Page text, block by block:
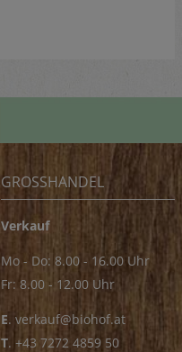
GROSSHANDEL
Verkauf
Mo - Do: 8.00 - 16.00 Uhr
Fr: 8.00 - 12.00 Uhr
E. verkauf@biohof.at
T. +43 7272 4859 50